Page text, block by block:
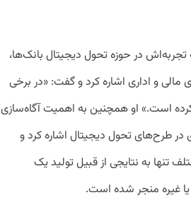
تجربه‌اش در حوزه تحول دیجیتال بانک‌ها،
و اداری اشاره کرد و گفت: «در برخی
است.» او همچنین به اهمیت آگاه‌سازی
در طرح‌های تحول دیجیتال اشاره کرد و
تنها به نتایجی از قبیل تولید یک
یا غیره منجر شده است.